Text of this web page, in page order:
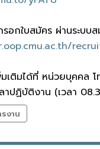
รอกใบสมัคร ผ่านระบ
เติมได้ที่ หน่วยบุคคล
ลาปฏิบัติงาน (เวลา
งาน